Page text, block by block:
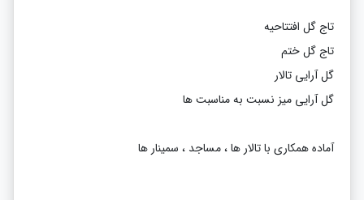
تاج گل افتتاحیه
تاج گل ختم
گل آرایی تالار
گل آرایی میز نسبت به مناسبت ها
آماده همکاری با تالار ها ، مساجد ، سمینار ها